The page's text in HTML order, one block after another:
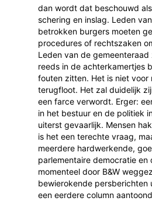
dan wordt dat beschouwd
schering en inslag. Leden
betrokken burgers moeten
procedures of rechtszaken
Leden van de
reeds in de achterkamertjes
fouten zitten. Het is niet
terugfloot. Het zal duidelijk
een farce verwordt. Erger:
in het bestuur en de politiek
uiterst gevaarlijk. Mensen
is het een terechte vraag,
meerdere hardwerkende,
parlementaire democratie
momenteel door B&W
bewierokende persberichten
een eerdere column